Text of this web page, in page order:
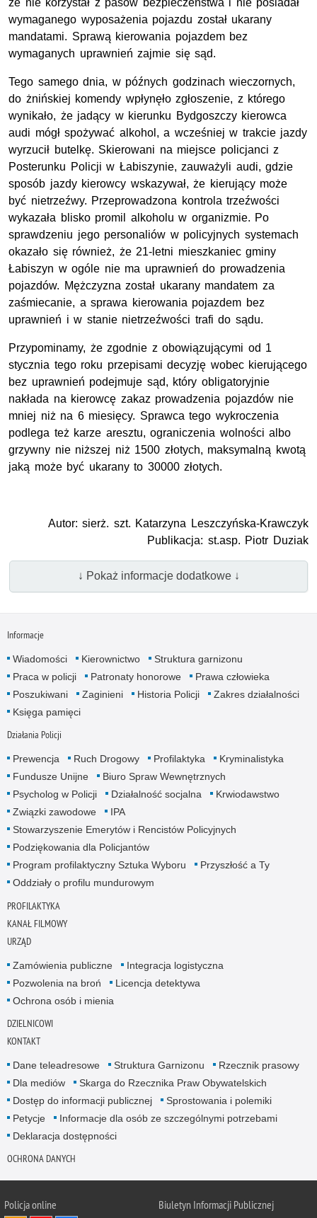
wymaganego wyposażenia pojazdu został ukarany
mandatami. Sprawą kierowania pojazdem bez
wymaganych uprawnień zajmie się sąd.
Tego samego dnia, w późnych godzinach wieczornych,
do żnińskiej komendy wpłynęło zgłoszenie, z którego
wynikało, że jadący w kierunku Bydgoszczy kierowca
audi mógł spożywać alkohol, a wcześniej w trakcie jazdy
wyrzucił butelkę. Skierowani na miejsce policjanci z
Posterunku Policji w Łabiszynie, zauważyli audi, gdzie
sposób jazdy kierowcy wskazywał, że kierujący może
być nietrzeźwy. Przeprowadzona kontrola trzeźwości
wykazała blisko promil alkoholu w organizmie. Po
sprawdzeniu jego personaliów w policyjnych systemach
okazało się również, że 21-letni mieszkaniec gminy
Łabiszyn w ogóle nie ma uprawnień do prowadzenia
pojazdów. Mężczyzna został ukarany mandatem za
zaśmiecanie, a sprawa kierowania pojazdem bez
uprawnień i w stanie nietrzeźwości trafi do sądu.
Przypominamy, że zgodnie z obowiązującymi od 1
stycznia tego roku przepisami decyzję wobec kierującego
bez uprawnień podejmuje sąd, który obligatoryjnie
nakłada na kierowcę zakaz prowadzenia pojazdów nie
mniej niż na 6 miesięcy. Sprawca tego wykroczenia
podlega też karze aresztu, ograniczenia wolności albo
grzywny nie niższej niż 1500 złotych, maksymalną kwotą
jaką może być ukarany to 30000 złotych.
Autor: sierż. szt. Katarzyna Leszczyńska-Krawczyk
Publikacja: st.asp. Piotr Duziak
↓ Pokaż informacje dodatkowe ↓
Informacje
Wiadomości Kierownictwo
Struktura garnizonu
Praca w policji
Patronaty honorowe
Prawa człowieka
Poszukiwani
Zaginieni Historia Policji
Zakres działalności
Księga pamięci
Działania Policji
Prewencja Ruch Drogowy Profilaktyka
Kryminalistyka
Fundusze Unijne
Biuro Spraw Wewnętrznych
Psycholog w Policji
Działalność socjalna
Krwiodawstwo
Związki zawodowe
IPA
Stowarzyszenie Emerytów i Rencistów Policyjnych
Podziękowania dla Policjantów
Program profilaktyczny Sztuka Wyboru
Przyszłość a Ty
Oddziały o profilu mundurowym
PROFILAKTYKA
KANAŁ FILMOWY
URZĄD
Zamówienia publiczne
Integracja logistyczna
Pozwolenia na broń
Licencja detektywa
Ochrona osób i mienia
DZIELNICOWI
KONTAKT
Dane teleadresowe Struktura Garnizonu
Rzecznik prasowy
Dla mediów
Skarga do Rzecznika Praw Obywatelskich
Dostęp do informacji publicznej
Sprostowania i polemiki
Petycje
Informacje dla osób ze szczególnymi potrzebami
Deklaracja dostępności
OCHRONA DANYCH
Policja online Biuletyn Informacji Publicznej